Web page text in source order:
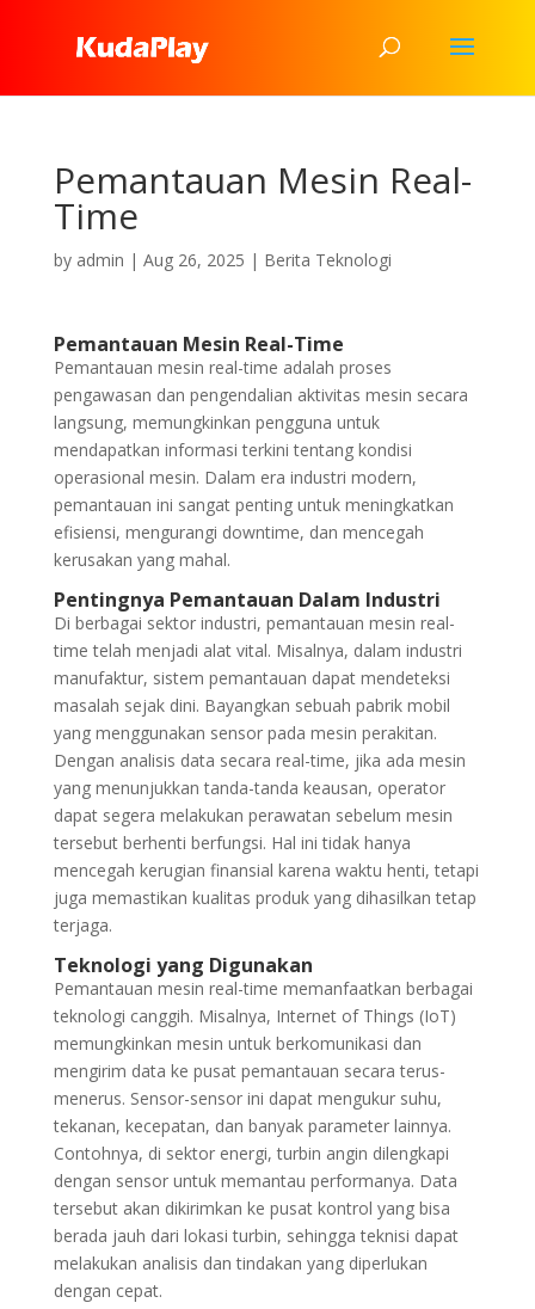
Pemantauan Mesin Real-
Time
by admin | Aug 26, 2025 | Berita Teknologi
Pemantauan Mesin Real-Time
Pemantauan mesin real-time adalah proses
pengawasan dan pengendalian aktivitas mesin secara
langsung, memungkinkan pengguna untuk
mendapatkan informasi terkini tentang kondisi
operasional mesin. Dalam era industri modern,
pemantauan ini sangat penting untuk meningkatkan
efisiensi, mengurangi downtime, dan mencegah
kerusakan yang mahal.
Pentingnya Pemantauan Dalam Industri
Di berbagai sektor industri, pemantauan mesin real-
time telah menjadi alat vital. Misalnya, dalam industri
manufaktur, sistem pemantauan dapat mendeteksi
masalah sejak dini. Bayangkan sebuah pabrik mobil
yang menggunakan sensor pada mesin perakitan.
Dengan analisis data secara real-time, jika ada mesin
yang menunjukkan tanda-tanda keausan, operator
dapat segera melakukan perawatan sebelum mesin
tersebut berhenti berfungsi. Hal ini tidak hanya
mencegah kerugian finansial karena waktu henti, tetapi
juga memastikan kualitas produk yang dihasilkan tetap
terjaga.
Teknologi yang Digunakan
Pemantauan mesin real-time memanfaatkan berbagai
teknologi canggih. Misalnya, Internet of Things (IoT)
memungkinkan mesin untuk berkomunikasi dan
mengirim data ke pusat pemantauan secara terus-
menerus. Sensor-sensor ini dapat mengukur suhu,
tekanan, kecepatan, dan banyak parameter lainnya.
Contohnya, di sektor energi, turbin angin dilengkapi
dengan sensor untuk memantau performanya. Data
tersebut akan dikirimkan ke pusat kontrol yang bisa
berada jauh dari lokasi turbin, sehingga teknisi dapat
melakukan analisis dan tindakan yang diperlukan
dengan cepat.